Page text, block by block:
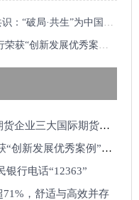
”为中国留学市场带来什么新洞察
“创新发展优秀案例”奖项
业三大国际期货期交所
新发展优秀案例”奖项
银行电话“12363”
，舒适与高效并存